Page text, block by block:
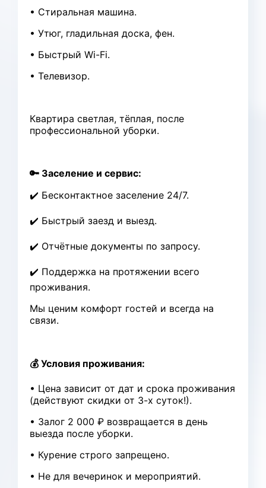
• Стиральная машина.
• Утюг, гладильная доска, фен.
• Быстрый Wi-Fi.
• Телевизор.
Квартира светлая, тёплая, после
профессиональной уборки.
🔑 Заселение и сервис:
✔️ Бесконтактное заселение 24/7.
✔️ Быстрый заезд и выезд.
✔️ Отчётные документы по запросу.
✔️ Поддержка на протяжении всего
проживания.
Мы ценим комфорт гостей и всегда на
связи.
💰 Условия проживания:
• Цена зависит от дат и срока проживания
(действуют скидки от 3-х суток!).
• Залог 2 000 ₽ возвращается в день
выезда после уборки.
• Курение строго запрещено.
• Не для вечеринок и мероприятий.